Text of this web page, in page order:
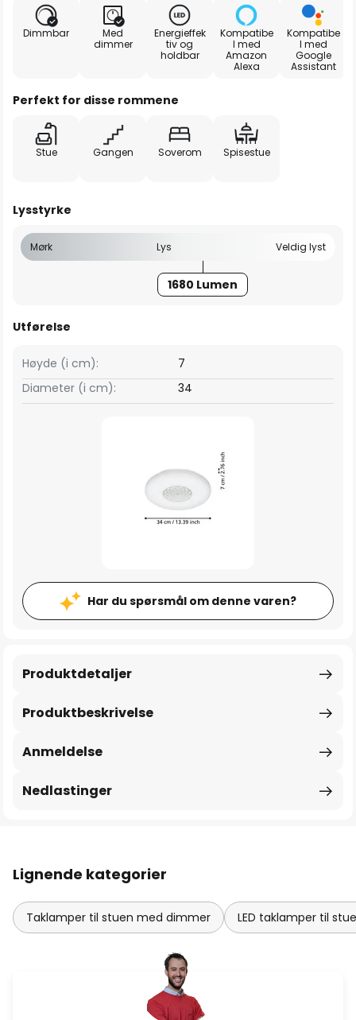
Dimmbar
Med
dimmer
Energieffek
tiv og
holdbar
Kompatibe
l med
Amazon
Alexa
Kompatibe
l med
Google
Assistant
Perfekt for disse rommene
Stue Gangen Soverom Spisestue
Lysstyrke
Mørk Lys Veldig lyst
1680 Lumen
Utførelse
Høyde (i cm):
7
Diameter (i cm):
34
Har du spørsmål om denne varen?
Produktbeskrivelse
Produktdetaljer
Anmeldelse
Nedlastinger
Lignende kategorier
Taklamper til stuen med dimmer LED taklamper til